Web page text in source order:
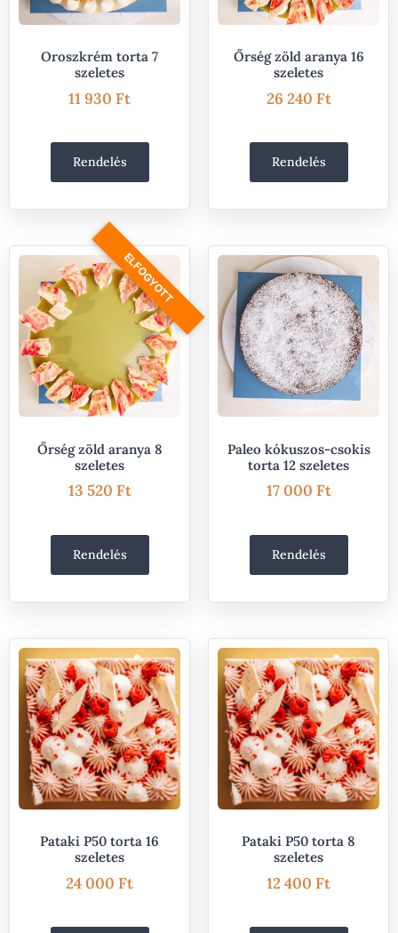
Oroszkrém torta 7
szeletes
11 930 Ft
Rendelés
Őrség zöld aranya 16
szeletes
26 240 Ft
Rendelés
ELFOGYOTT
Őrség zöld aranya 8
szeletes
13 520 Ft
Rendelés
Paleo kókuszos-csokis
torta 12 szeletes
17 000 Ft
Rendelés
Pataki P50 torta 16
szeletes
24 000 Ft
Pataki P50 torta 8
szeletes
12 400 Ft